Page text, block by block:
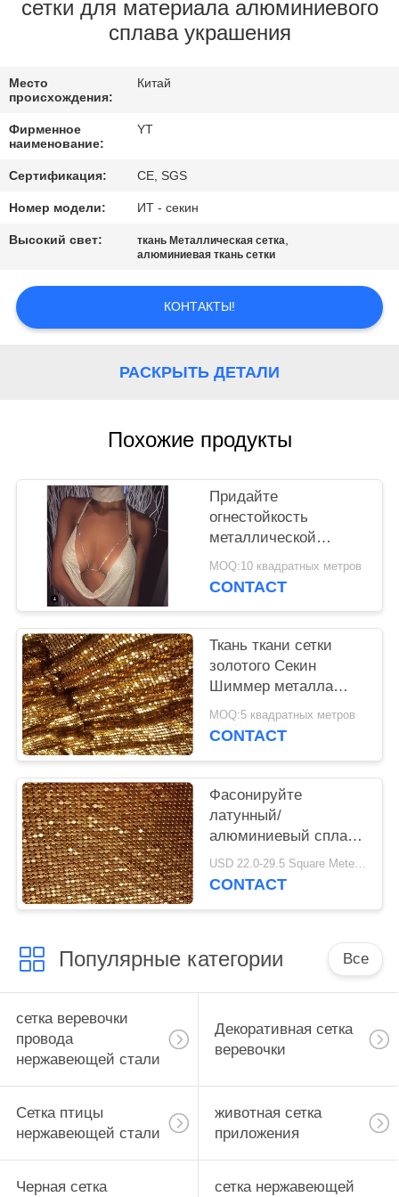
КАЧЕСТВА
МЫ
НОВОСТИ
СПРОСИТЕ
ЦИТАТУ
КАРТА
САЙТА
сетки для материала алюминиевого
сплава украшения
Место
происхождения:
Китай
Фирменное
наименование:
YT
Сертификация: CE, SGS
Номер модели: ИТ - секин
Высокий свет: ткань Металлическая сетка,
алюминиевая ткань сетки
КОНТАКТЫ!
РАСКРЫТЬ ДЕТАЛИ
Похожие продукты
Придайте
огнестойкость
металлической
чистке ткани сетки
легкой для платья
MOQ:10 квадратных метров
CONTACT
Ткань ткани сетки
золотого Секин
Шиммер металла
металлическая для
занавесов
MOQ:5 квадратных метров
CONTACT
Фасонируйте
латунный/
алюминиевый сплав
металлическая ткань
Секин Колтх ткани
USD 22.0-29.5 Square Meters MOQ:50 квадратных метров
CONTACT
Популярные категории Все
сетка веревочки
провода
нержавеющей стали
Декоративная сетка
веревочки
Сетка птицы
нержавеющей стали
животная сетка
приложения
Черная сетка сетка нержавеющей